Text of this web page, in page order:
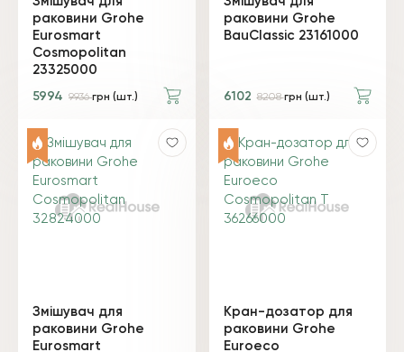
раковини Grohe
Eurosmart
Cosmopolitan
23325000
5994 9936грн (шт.)
раковини Grohe
BauClassic 23161000
6102 8208грн (шт.)
Змішувач для
раковини Grohe
Eurosmart
Кран-дозатор для
раковини Grohe
Euroeco